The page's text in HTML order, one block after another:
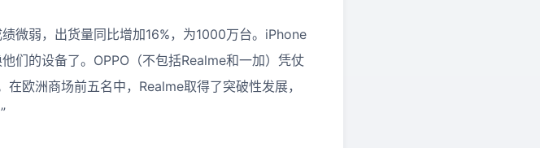
微弱，出货量同比增加16%，为1000万台。iPhone
们的设备了。OPPO（不包括Realme和一加）凭仗
欧洲商场前五名中，Realme取得了突破性发展，